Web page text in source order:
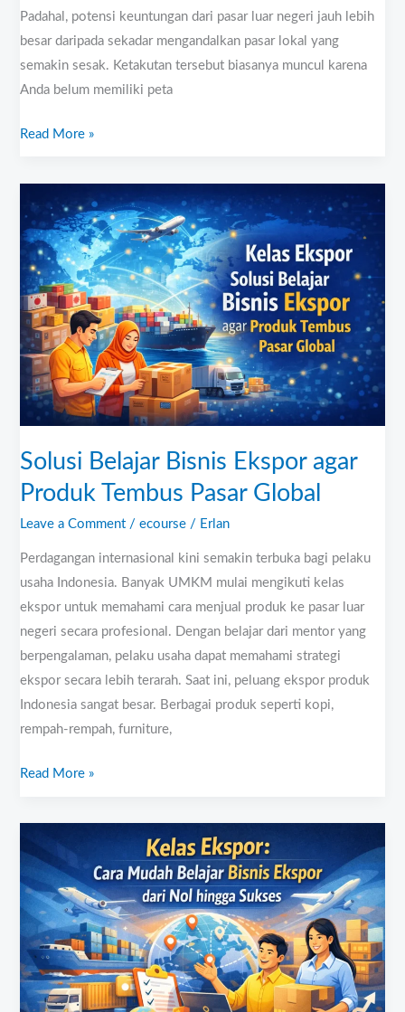
Padahal, potensi keuntungan dari pasar luar negeri jauh lebih
besar daripada sekadar mengandalkan pasar lokal yang
semakin sesak. Ketakutan tersebut biasanya muncul karena
Anda belum memiliki peta
Read More »
Solusi Belajar Bisnis Ekspor agar
Produk Tembus Pasar Global
Leave a Comment /ecourse / Erlan
Perdagangan internasional kini semakin terbuka bagi pelaku
usaha Indonesia. Banyak UMKM mulai mengikuti kelas
ekspor untuk memahami cara menjual produk ke pasar luar
negeri secara profesional. Dengan belajar dari mentor yang
berpengalaman, pelaku usaha dapat memahami strategi
ekspor secara lebih terarah. Saat ini, peluang ekspor produk
Indonesia sangat besar. Berbagai produk seperti kopi,
rempah-rempah, furniture,
Belajar
Bisnis
Ekspor
agar
Produk
Tembus
Pasar
Global
Read More »
Mudah
Belajar
Bisnis
Ekspor
dari
Nol
hingga